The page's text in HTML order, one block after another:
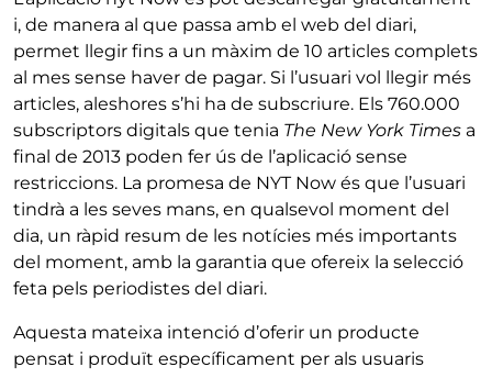
i, de manera al que passa amb el web del diari,
permet llegir fins a un màxim de 10 articles complets
al mes sense haver de pagar. Si l’usuari vol llegir més
articles, aleshores s’hi ha de subscriure. Els 760.000
subscriptors digitals que tenia The New York Times a
final de 2013 poden fer ús de l’aplicació sense
restriccions. La promesa de NYT Now és que l’usuari
tindrà a les seves mans, en qualsevol moment del
dia, un ràpid resum de les notícies més importants
del moment, amb la garantia que ofereix la selecció
feta pels periodistes del diari.
Aquesta mateixa intenció d’oferir un producte
pensat i produït específicament per als usuaris